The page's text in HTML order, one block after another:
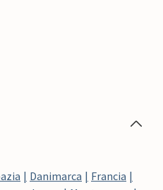
Danimarca
Francia